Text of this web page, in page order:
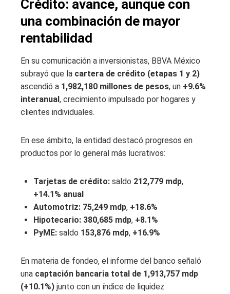
Crédito: avance, aunque con
una combinación de mayor
rentabilidad
En su comunicación a inversionistas, BBVA México
subrayó que la cartera de crédito (etapas 1 y 2)
ascendió a 1,982,180 millones de pesos, un +9.6%
interanual , crecimiento impulsado por hogares y
clientes individuales.
En ese ámbito, la entidad destacó progresos en
productos por lo general más lucrativos:
Tarjetas de crédito: saldo 212,779 mdp,
+14.1% anual
Automotriz: 75,249 mdp, +18.6%
Hipotecario: 380,685 mdp, +8.1%
PyME: saldo 153,876 mdp, +16.9%
En materia de fondeo, el informe del banco señaló
una captación bancaria total de 1,913,757 mdp
(+10.1%) junto con un índice de liquidez